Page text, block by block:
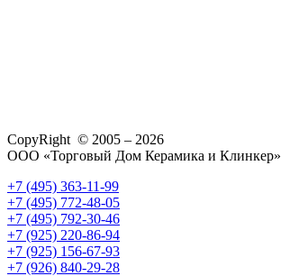
CopyRight © 2005 – 2026
ООО «Торговый Дом Керамика и Клинкер»
+7 (495) 363-11-99
+7 (495) 772-48-05
+7 (495) 792-30-46
+7 (925) 220-86-94
+7 (925) 156-67-93
+7 (926) 840-29-28